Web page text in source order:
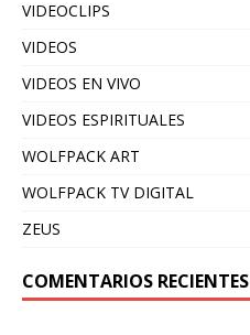
VIDEOCLIPS
VIDEOS
VIDEOS EN VIVO
VIDEOS ESPIRITUALES
WOLFPACK ART
WOLFPACK TV DIGITAL
ZEUS
COMENTARIOS RECIENTES